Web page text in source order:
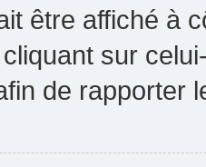
être affiché à
sur
de rapporter